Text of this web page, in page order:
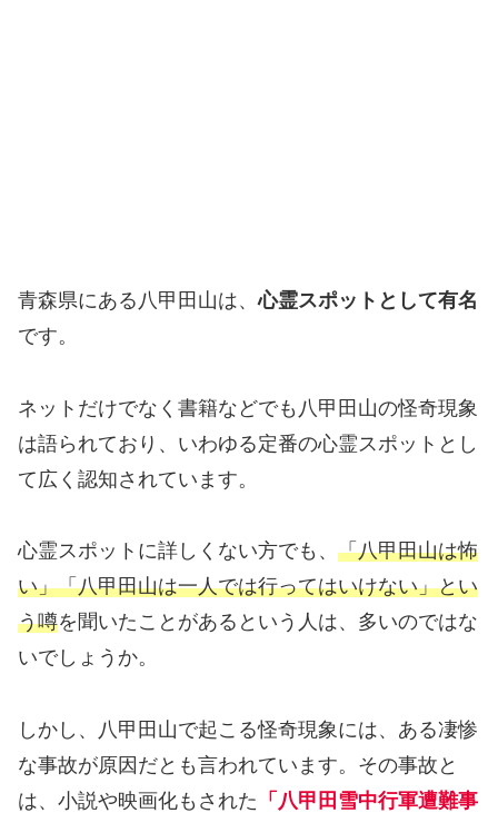
青森県にある八甲田山は、心霊スポットとして有名
です。
ネットだけでなく書籍などでも八甲田山の怪奇現象
は語られており、いわゆる定番の心霊スポットとし
て広く認知されています。
心霊スポットに詳しくない方でも、 「八甲田山は怖
い」「八甲田山は一人では行ってはいけない」とい
う噂を聞いたことがあるという人は、多いのではな
いでしょうか。
しかし、八甲田山で起こる怪奇現象には、ある凄惨
な事故が原因だとも言われています。その事故と
は、小説や映画化もされた 「八甲田雪中行軍遭難事